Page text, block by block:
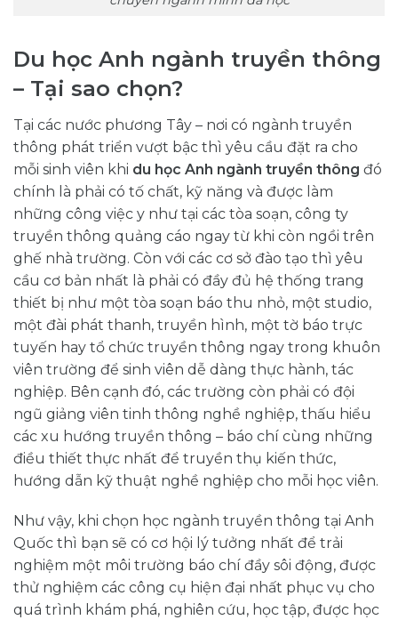
Du học Anh ngành truyền thông
– Tại sao chọn?
Tại các nước phương Tây – nơi có ngành truyền
thông phát triển vượt bậc thì yêu cầu đặt ra cho
mỗi sinh viên khi du học Anh ngành truyền thông đó
chính là phải có tố chất, kỹ năng và được làm
những công việc y như tại các tòa soạn, công ty
truyền thông quảng cáo ngay từ khi còn ngồi trên
ghế nhà trường. Còn với các cơ sở đào tạo thì yêu
cầu cơ bản nhất là phải có đầy đủ hệ thống trang
thiết bị như một tòa soạn báo thu nhỏ, một studio,
một đài phát thanh, truyền hình, một tờ báo trực
tuyến hay tổ chức truyền thông ngay trong khuôn
viên trường để sinh viên dễ dàng thực hành, tác
nghiệp. Bên cạnh đó, các trường còn phải có đội
ngũ giảng viên tinh thông nghề nghiệp, thấu hiểu
các xu hướng truyền thông – báo chí cùng những
điều thiết thực nhất để truyền thụ kiến thức,
hướng dẫn kỹ thuật nghề nghiệp cho mỗi học viên.
Như vậy, khi chọn học ngành truyền thông tại Anh
Quốc thì bạn sẽ có cơ hội lý tưởng nhất để trải
nghiệm một môi trường báo chí đầy sôi động, được
thử nghiệm các công cụ hiện đại nhất phục vụ cho
quá trình khám phá, nghiên cứu, học tập, được học